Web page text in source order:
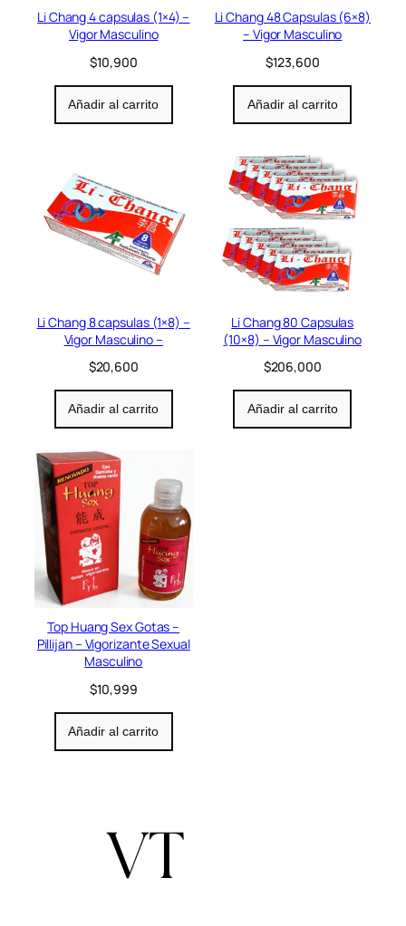
Li Chang 4 capsulas (1×4) –
Vigor Masculino
$10,900
Añadir al carrito
Li Chang 48 Capsulas (6×8)
– Vigor Masculino
$123,600
Añadir al carrito
Li Chang 8 capsulas (1×8) –
Vigor Masculino –
$20,600
Añadir al carrito
Li Chang 80 Capsulas
(10×8) – Vigor Masculino
$206,000
Añadir al carrito
Top Huang Sex Gotas –
Pillijan – Vigorizante Sexual
Masculino
$10,999
Añadir al carrito